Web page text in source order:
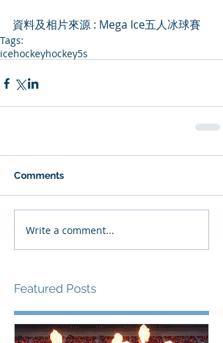
資料及相片來源 : Mega Ice五人冰球賽
Tags:
icehockeyhockey5s
Comments
Write a comment...
Featured Posts